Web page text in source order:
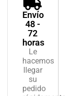
Envío
48 -
72
horas
Le
hacemos
llegar
su
pedido